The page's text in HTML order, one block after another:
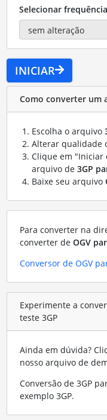
Selecionar
INICIAR
Como converter um
Escolha o arquivo
Alterar qualidade
Clique em "Iniciar
arquivo de 3GP
Baixe seu arquivo
Para converter na
converter de OGV
Conversor de OGV
Experimente a
teste 3GP
Ainda em dúvida?
nosso arquivo de
Conversão de 3GP
exemplo 3GP.